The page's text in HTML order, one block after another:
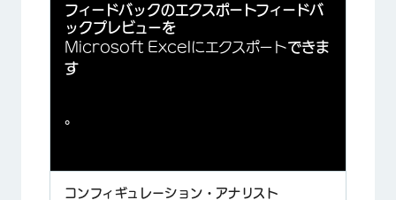
フィードバックのエクスポートフィードバ
ックプレビューを
Microsoft Excelにエクスポートできま
す
。